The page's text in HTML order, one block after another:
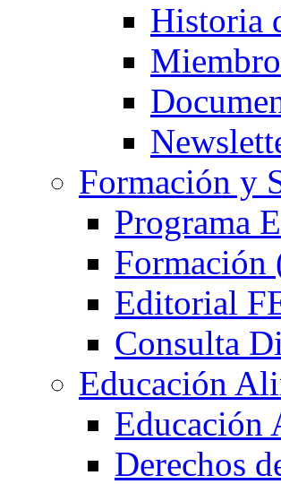
Historia
Formación y
Programa
Editorial
Consulta
Educación
Educación
Derechos